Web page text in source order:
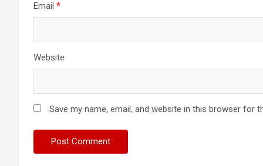
Email *
Website
Save my name, email, and website in this browser for